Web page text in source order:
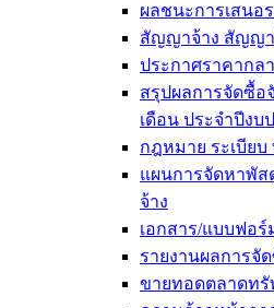
ผลชนะการเสนอ
สัญญาจ้าง สัญญ
ประกาศราคากล
สรุปผลการจัดซื้อ
เดือน ประจำปีง
กฎหมาย ระเบีย
แผนการจัดหาพั
จ้าง
เอกสาร/แบบฟอ
รายงานผลการจั
ขายทอดตลาดทรั